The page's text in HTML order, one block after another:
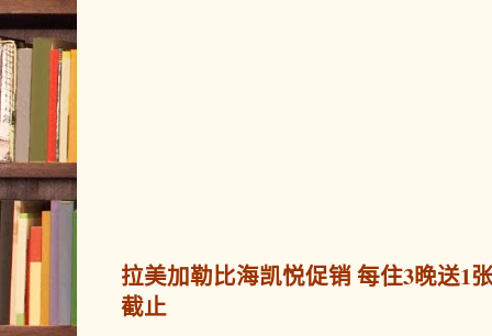
拉美加勒比海凯悦促销 每住3晚送1
截止